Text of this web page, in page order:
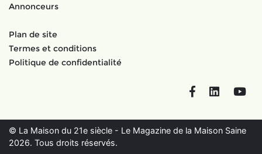
Annonceurs
Plan de site
Termes et conditions
Politique de confidentialité
FacebookLinkedIn
© La Maison du 21e siècle - Le Magazine de la Maison Saine
2026. Tous droits réservés.